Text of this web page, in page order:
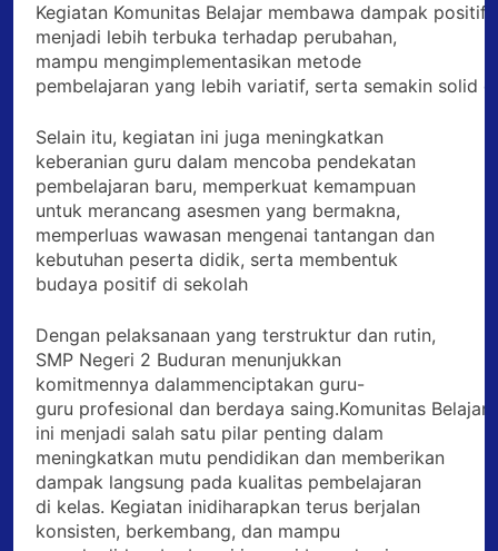
Kegiatan Komunitas Belajar membawa dampak
menjadi lebih terbuka terhadap perubahan,
mampu mengimplementasikan metode
pembelajaran yang lebih variatif, serta semakin solid
Selain itu, kegiatan ini juga meningkatkan
keberanian guru dalam mencoba pendekatan
pembelajaran baru, memperkuat kemampuan
untuk merancang asesmen yang bermakna,
memperluas wawasan mengenai tantangan dan
kebutuhan peserta didik, serta membentuk
budaya positif di sekolah
Dengan pelaksanaan yang terstruktur dan rutin,
SMP Negeri 2 Buduran menunjukkan
komitmennya dalammenciptakan guru-
guru profesional dan berdaya saing.Komunitas Belajar
ini menjadi salah satu pilar penting dalam
meningkatkan mutu pendidikan dan memberikan
dampak langsung pada kualitas pembelajaran
di kelas. Kegiatan inidiharapkan terus berjalan
konsisten, berkembang, dan mampu